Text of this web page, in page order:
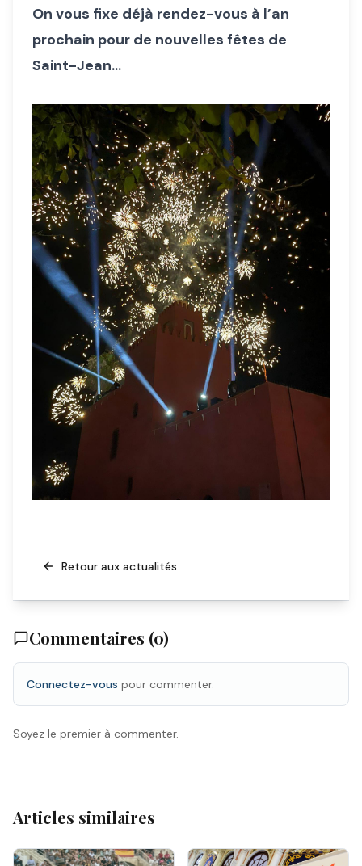
On vous fixe déjà rendez-vous à l’an
prochain pour de nouvelles fêtes de
Saint-Jean...
Retour aux actualités
Commentaires (0)
Connectez-vous pour commenter.
Soyez le premier à commenter.
Articles similaires